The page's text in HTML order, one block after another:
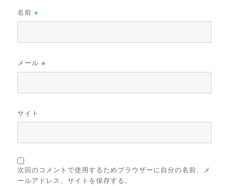
名前※
メール※
サイト
次回のコメントで使用するためブラウザーに自分の名前、メ
ールアドレス、サイトを保存する。